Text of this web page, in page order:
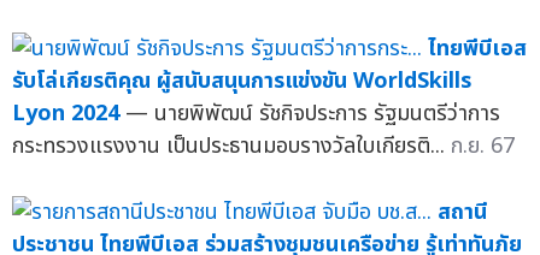
ไทยพีบีเอส
รับโล่เกียรติคุณ ผู้สนับสนุนการแข่งขัน WorldSkills
Lyon 2024 — นายพิพัฒน์ รัชกิจประการ รัฐมนตรีว่าการ
กระทรวงแรงงาน เป็นประธานมอบรางวัลใบเกียรติ... ก.ย. 67
สถานี
ประชาชน ไทยพีบีเอส ร่วมสร้างชุมชนเครือข่าย รู้เท่าทันภัย